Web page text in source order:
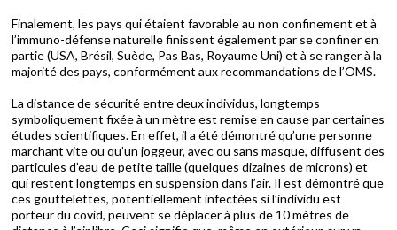
Finalement, les pays qui étaient favorable au non confinement et à
l’immuno-défense naturelle finissent également par se confiner en
partie (USA, Brésil, Suède, Pas Bas, Royaume Uni) et à se ranger à la
majorité des pays, conformément aux recommandations de l’OMS.
La distance de sécurité entre deux individus, longtemps
symboliquement fixée à un mètre est remise en cause par certaines
études scientifiques. En effet, il a été démontré qu’une personne
marchant vite ou qu’un joggeur, avec ou sans masque, diffusent des
particules d’eau de petite taille (quelques dizaines de microns) et
qui restent longtemps en suspension dans l’air. Il est démontré que
ces gouttelettes, potentiellement infectées si l’individu est
porteur du covid, peuvent se déplacer à plus de 10 mètres de